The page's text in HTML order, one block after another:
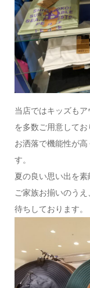
当店ではキッズも
を多数ご用意してお
お洒落で機能性が
す。
夏の良い思い出を素
ご家族お揃いのう
待ちしております。